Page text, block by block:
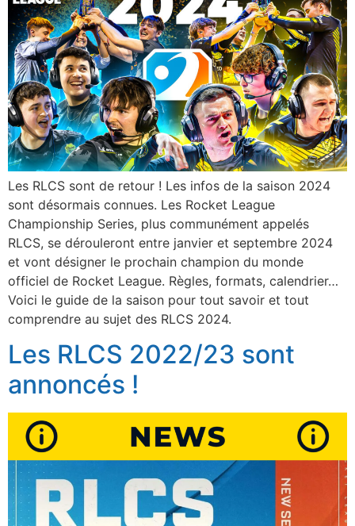
Les RLCS sont de retour ! Les infos de la saison 2024
sont désormais connues. Les Rocket League
Championship Series, plus communément appelés
RLCS, se dérouleront entre janvier et septembre 2024
et vont désigner le prochain champion du monde
officiel de Rocket League. Règles, formats, calendrier…
Voici le guide de la saison pour tout savoir et tout
comprendre au sujet des RLCS 2024.
Les RLCS 2022/23 sont
annoncés !